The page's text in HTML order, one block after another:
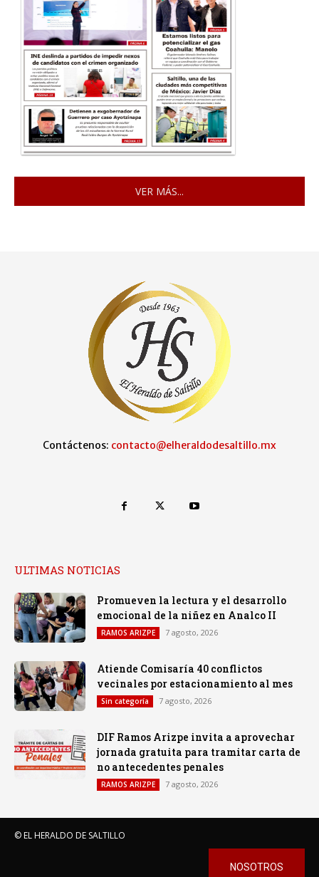
VER MÁS...
Contáctenos: contacto@elheraldodesaltillo.mx
ULTIMAS NOTICIAS
Promueven la lectura y el desarrollo
emocional de la niñez en Analco II
RAMOS ARIZPE 7 agosto, 2026
Atiende Comisaría 40 conflictos
vecinales por estacionamiento al mes
Sin categoría 7 agosto, 2026
DIF Ramos Arizpe invita a aprovechar
jornada gratuita para tramitar carta de
no antecedentes penales
RAMOS ARIZPE 7 agosto, 2026
© EL HERALDO DE SALTILLO
NOSOTROS